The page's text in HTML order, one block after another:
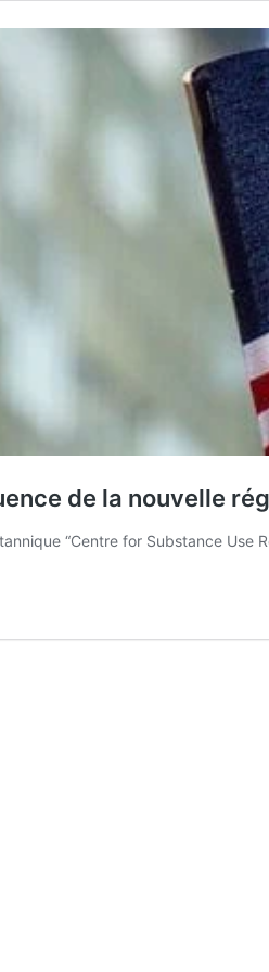
de la nouvelle
“Centre for Substance Use